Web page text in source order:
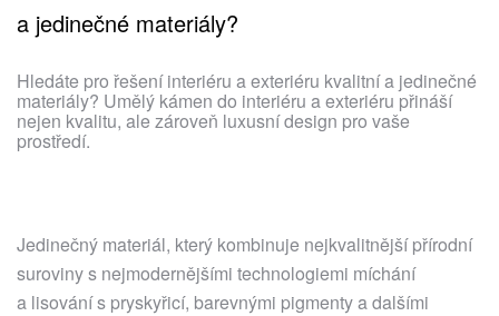
a jedinečné materiály?
Hledáte pro řešení interiéru a exteriéru kvalitní a jedinečné
materiály? Umělý kámen do interiéru a exteriéru přináší
nejen kvalitu, ale zároveň luxusní design pro vaše
prostředí.
Jedinečný materiál, který kombinuje nejkvalitnější přírodní
suroviny s nejmodernějšími technologiemi míchání
a lisování s pryskyřicí, barevnými pigmenty a dalšími